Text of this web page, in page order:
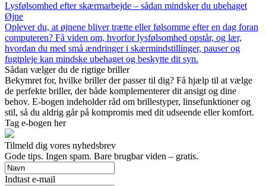
Lysfølsomhed efter skærmarbejde – sådan mindsker du ubehaget
Øjne
Oplever du, at øjnene bliver trætte eller følsomme efter en dag foran
computeren? Få viden om, hvorfor lysfølsomhed opstår, og lær,
hvordan du med små ændringer i skærmindstillinger, pauser og
fugtpleje kan mindske ubehaget og beskytte dit syn.
Sådan vælger du de rigtige briller
Bekymret for, hvilke briller der passer til dig? Få hjælp til at vælge
de perfekte briller, der både komplementerer dit ansigt og dine
behov. E-bogen indeholder råd om brillestyper, linsefunktioner og
stil, så du aldrig går på kompromis med dit udseende eller komfort.
Tag e-bogen her
Tilmeld dig vores nyhedsbrev
Gode tips. Ingen spam. Bare brugbar viden – gratis.
Indtast e-mail